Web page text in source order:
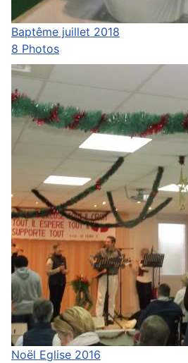
Baptême juillet 2018
8 Photos
Noël Eglise 2016